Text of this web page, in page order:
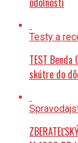
Testy a
TEST
skútre do